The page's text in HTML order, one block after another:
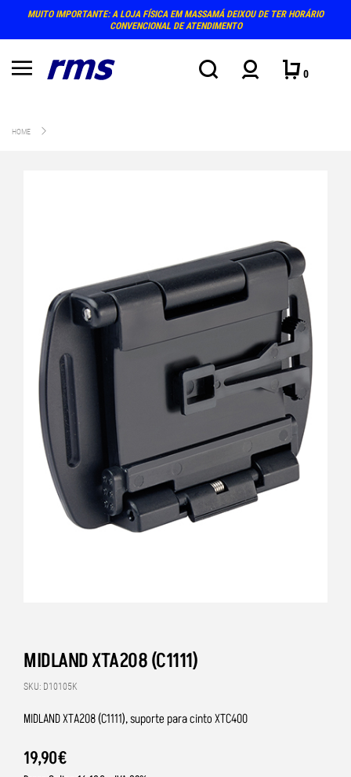
MUITO IMPORTANTE: A LOJA FÍSICA EM MASSAMÁ DEIXOU DE TER HORÁRIO
CONVENCIONAL DE ATENDIMENTO
0
HOME
MIDLAND XTA208 (C1111)
SKU: D10105K
MIDLAND XTA208 (C1111), suporte para cinto XTC400
19,90€